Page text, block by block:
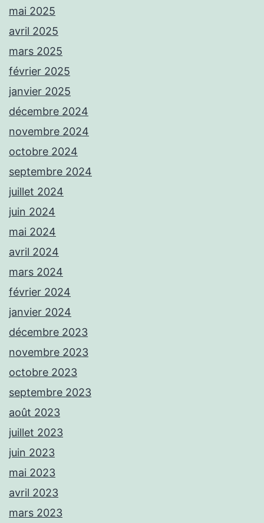
mai 2025
avril 2025
mars 2025
février 2025
janvier 2025
décembre 2024
novembre 2024
octobre 2024
septembre 2024
juillet 2024
juin 2024
mai 2024
avril 2024
mars 2024
février 2024
janvier 2024
décembre 2023
novembre 2023
octobre 2023
septembre 2023
août 2023
juillet 2023
juin 2023
mai 2023
avril 2023
mars 2023